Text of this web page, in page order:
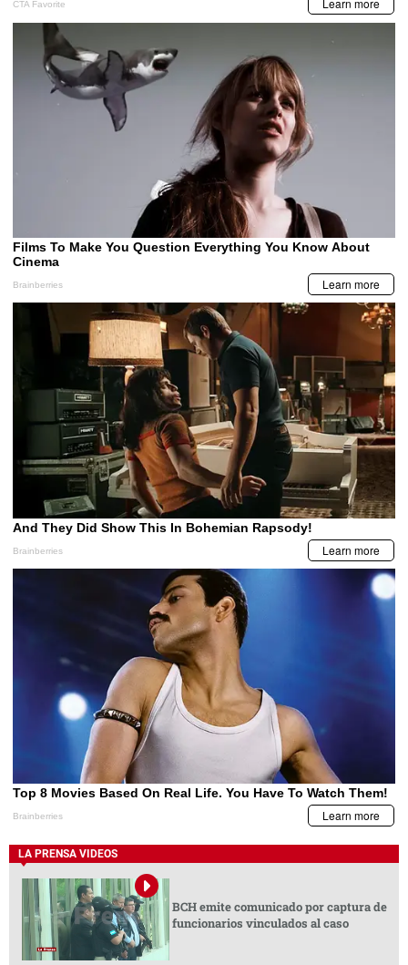
LA PRENSA VIDEOS
BCH emite comunicado por captura de
funcionarios vinculados al caso